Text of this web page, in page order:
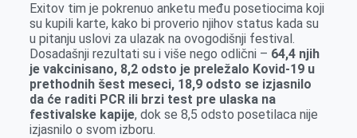
Exitov tim je pokrenuo anketu među posetiocima koji
su kupili karte, kako bi proverio njihov status kada su
u pitanju uslovi za ulazak na ovogodišnji festival.
Dosadašnji rezultati su i više nego odlični – 64,4 njih
je vakcinisano, 8,2 odsto je preležalo Kovid-19 u
prethodnih šest meseci, 18,9 odsto se izjasnilo
da će raditi PCR ili brzi test pre ulaska na
festivalske kapije, dok se 8,5 odsto posetilaca nije
izjasnilo o svom izboru.